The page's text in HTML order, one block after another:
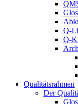
Q-
Q-
Qualitätsrahmen
Der